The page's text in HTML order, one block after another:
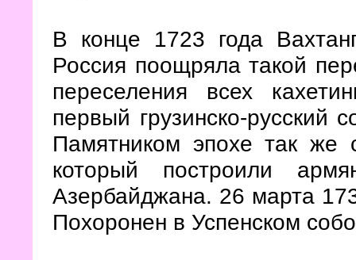
В конце 1723 года
Россия поощряла такой
переселения всех
первый грузинско-русский
Памятником эпохе так же
который построили
Азербайджана. 26 марта
Похоронен в Успенском